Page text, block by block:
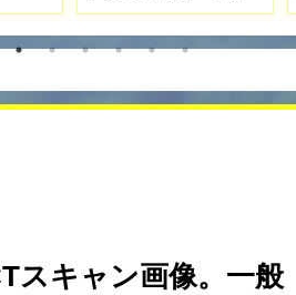
スキャン画像。一般